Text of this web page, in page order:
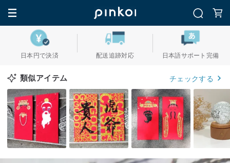
日本円で決済 配送追跡対応 日本語サポート完備
類似アイテム チェックする